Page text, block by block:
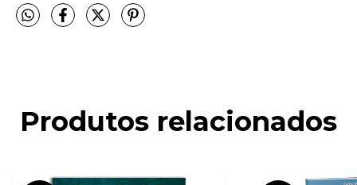
Produtos relacionados